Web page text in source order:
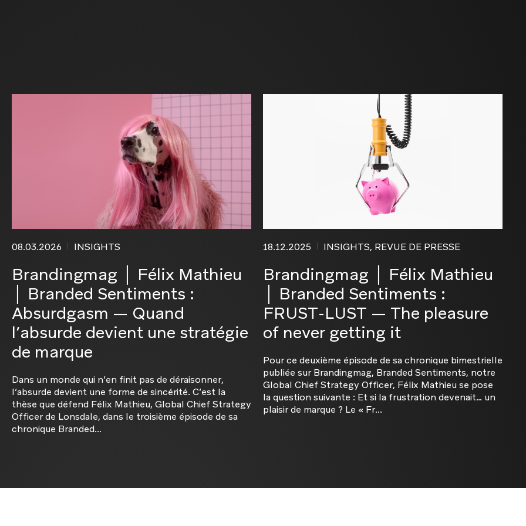
08.03.2026 INSIGHTS
Brandingmag │ Félix Mathieu
│ Branded Sentiments :
Absurdgasm — Quand
l’absurde devient une stratégie
de marque
Dans un monde qui n’en finit pas de déraisonner,
l’absurde devient une forme de sincérité. C’est la
thèse que défend Félix Mathieu, Global Chief Strategy
Officer de Lonsdale, dans le troisième épisode de sa
chronique Branded...
18.12.2025 INSIGHTS, REVUE DE PRESSE
Brandingmag │ Félix Mathieu
│ Branded Sentiments :
FRUST-LUST — The pleasure
of never getting it
Pour ce deuxième épisode de sa chronique bimestrielle
publiée sur Brandingmag, Branded Sentiments, notre
Global Chief Strategy Officer, Félix Mathieu se pose
la question suivante : Et si la frustration devenait… un
plaisir de marque ? Le « Fr...